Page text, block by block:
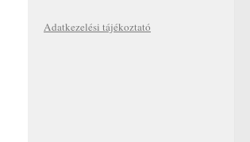
Adatkezelési tájékoztató